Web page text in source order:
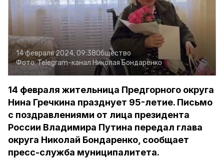
14 февраля 2024, 09:38Общество
Фото:Telegram-канал Николая Бондаренко
14 февраля жительница Предгорного округа
Нина Гречкина празднует 95-летие. Письмо
с поздравлениями от лица президента
России Владимира Путина передал глава
округа Николай Бондаренко, сообщает
пресс-служба муниципалитета.